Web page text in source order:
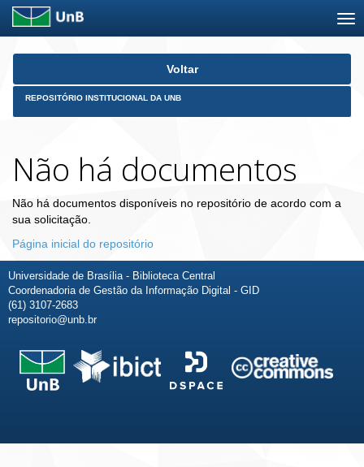
Skip
Voltar
REPOSITÓRIO INSTITUCIONAL DA UNB
Não há documentos
Não há documentos disponíveis no repositório de acordo com a
sua solicitação.
Página inicial do repositório
Universidade de Brasília - Biblioteca Central
Coordenadoria de Gestão da Informação Digital - GID
(61) 3107-2683
repositorio@unb.br